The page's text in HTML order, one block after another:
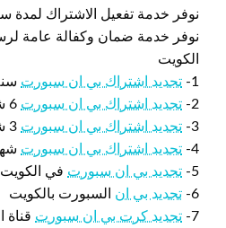
نوفر خدمة تفعيل الاشتراك لمدة
نوفر خدمة ضمان وكفالة عامة
الكويت
1-
تجديد اشتراك بي ان سبورت
2-
تجديد اشتراك بي ان سبورت
3-
تجديد اشتراك بي ان سبورت
4-
تجديد اشتراك بي ان سبورت
5-
تجديد بي ان سبورت في الكويت
6-
تجديد بي ان السبورت بالكويت
7-
تجديد كرت بي ان سبورت قناة